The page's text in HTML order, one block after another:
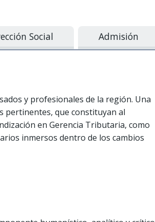
Social Admisión
y profesionales de la región. Una
pertinentes, que constituyan al
en Gerencia Tributaria, como
inmersos dentro de los cambios